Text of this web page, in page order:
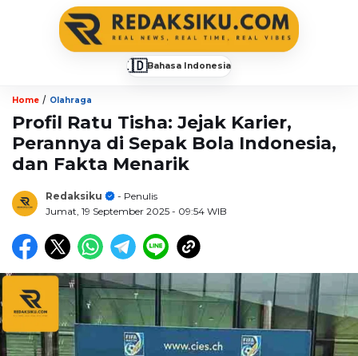
🇮🇩Bahasa Indonesia
Home / Olahraga
Profil Ratu Tisha: Jejak Karier,
Perannya di Sepak Bola Indonesia,
dan Fakta Menarik
Redaksiku
- Penulis
Jumat, 19 September 2025 - 09:54 WIB